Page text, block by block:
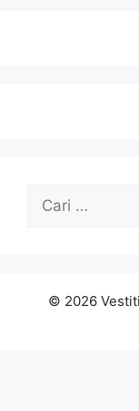
Cari
© 2026